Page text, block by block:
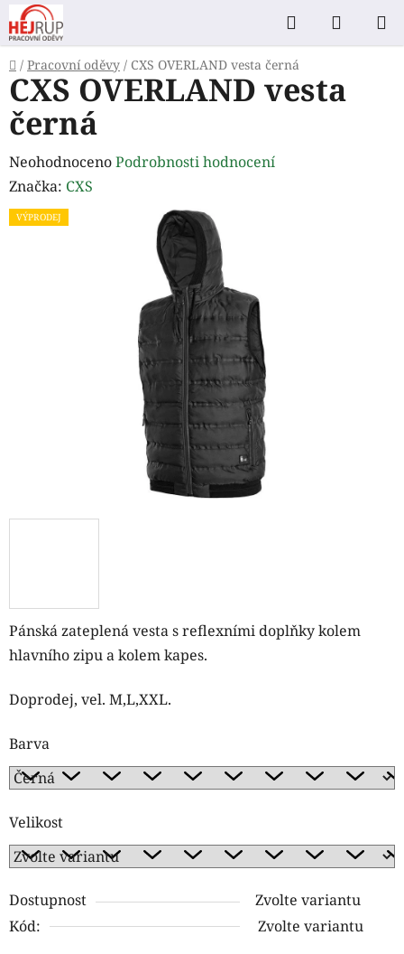
Přejít
na
obsah
Hledat
KOŠÍK
Domů
/ Pracovní oděvy / CXS OVERLAND vesta černá
Pánská zateplená vesta s reflexními doplňky kolem
hlavního zipu a kolem kapes.
Doprodej, vel. M,L,XXL.
Barva
Velikost
Dostupnost
Zvolte variantu
Kód:
Zvolte variantu
CXS OVERLAND vesta
černá
Průměrné
hodnocení
produktu
NeohodnocenoPodrobnosti hodnocení
Značka: CXS
VÝPRODEJ